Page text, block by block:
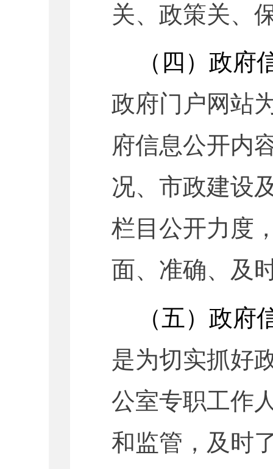
关、政策关、
（四）政府
政府门户网站
府信息公开内
况、市政建设
栏目公开力度
面、准确、及
（五）政府
是为切实抓好
公室专职工作
和监管，及时